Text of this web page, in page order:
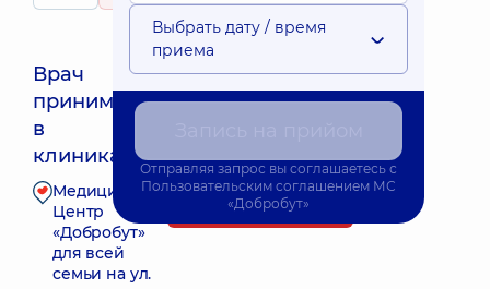
Врач
принимает
в
клиниках:
Медицинский
Центр
«Добробут»
для всей
семьи на ул.
Запись к врачу
Выбрать дату / время
приема
Отправляя запрос вы соглашаетесь с
Пользовательским соглашением МС
«Добробут»